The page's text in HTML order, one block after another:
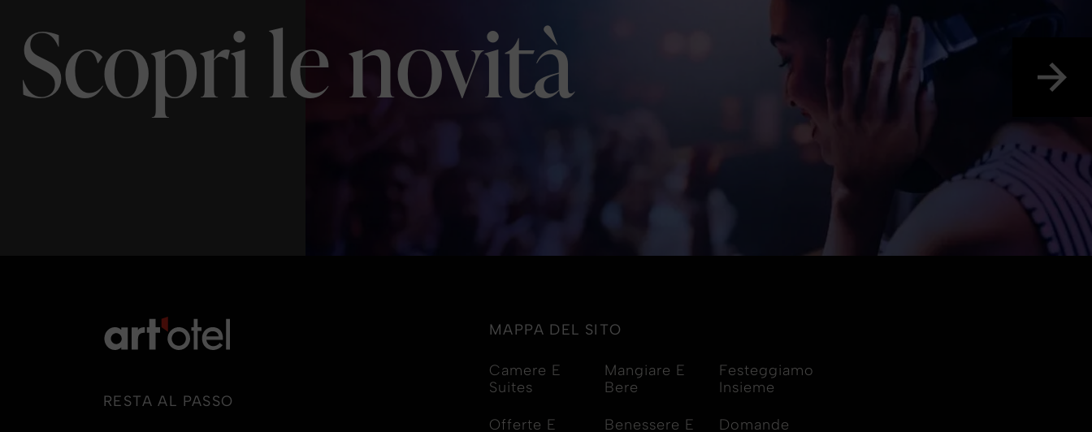
Scopri le novità
RESTA AL PASSO
MAPPA DEL SITO
Camere E
Suites
Offerte E
Mangiare E
Bere
Benessere E
Festeggiamo
Insieme
Domande